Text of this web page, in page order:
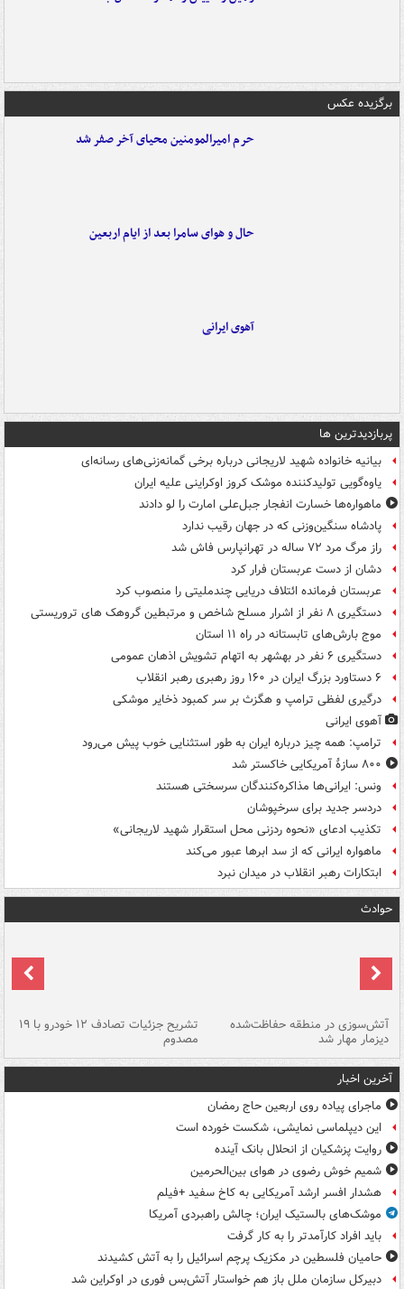
برگزیده عکس
حرم امیرالمومنین محیای آخر صفر شد
حال و هوای سامرا بعد از ایام اربعین
آهوی ایرانی
پربازدیدترین ها
بیانیه خانواده شهید لاریجانی درباره برخی گمانه‌زنی‌های رسانه‌ای
یاوه‌گویی تولیدکننده موشک کروز اوکراینی علیه ایران
ماهواره‌ها خسارت انفجار جبل‌علی امارت را لو دادند
پادشاه سنگین‌وزنی که در جهان رقیب ندارد
راز مرگ مرد ۷۲ ساله در تهرانپارس فاش شد
دشان از دست عربستان فرار کرد
عربستان فرمانده ائتلاف دریایی چندملیتی را منصوب کرد
دستگیری ۸ نفر از اشرار مسلح شاخص و مرتبطین گروهک های تروریستی
موج بارش‌های تابستانه در راه ۱۱ استان
دستگیری ۶ نفر در بهشهر به اتهام تشویش اذهان عمومی
۶ دستاورد بزرگ ایران در ۱۶۰ روز رهبری رهبر انقلاب
درگیری لفظی ترامپ و هگزث بر سر کمبود ذخایر موشکی
آهوی ایرانی
ترامپ: همه چیز درباره ایران به طور استثنایی خوب پیش می‌رود
۸۰۰ سازۀ آمریکایی خاکستر شد
ونس: ایرانی‌ها مذاکره‌کنندگان سرسختی هستند
دردسر جدید برای سرخپوشان
تکذیب ادعای «نحوه ردزنی محل استقرار شهید لاریجانی»
ماهواره ایرانی که از سد ابرها عبور می‌کند
ابتکارات رهبر انقلاب در میدان نبرد
حوادث
آتش‌سوزی در منطقه حفاظت‌شده
دیزمار مهار شد
تشریح جزئیات تصادف ۱۲ خودرو با ۱۹
مصدوم
آخرین اخبار
ماجرای پیاده روی اربعین حاج رمضان
این دیپلماسی نمایشی، شکست خورده است
روایت پزشکیان از انحلال بانک آینده
شمیم خوش رضوی در هوای بین‌الحرمین
هشدار افسر ارشد آمریکایی به کاخ سفید +فیلم
موشک‌های بالستیک ایران؛ چالش راهبردی آمریکا
باید افراد کارآمدتر را به کار گرفت
حامیان فلسطین در مکزیک پرچم اسرائیل را به آتش کشیدند
دبیرکل سازمان ملل باز هم خواستار آتش‌بس فوری در اوکراین شد